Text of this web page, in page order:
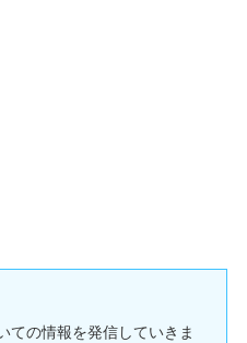
ての情報を発信していきま